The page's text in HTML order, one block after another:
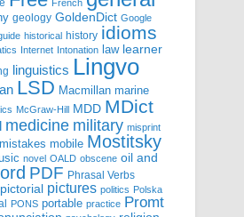
French
geology GoldenDict Google
historical history idioms
Internet Intonation law learner
linguistics Lingvo
LSD Macmillan marine
McGraw-Hill MDD MDict
medicine military misprint
mistakes mobile Mostitsky
novel OALD obscene oil and
PDF Phrasal Verbs
pictorial pictures politics Polska
PONS portable practice Promt